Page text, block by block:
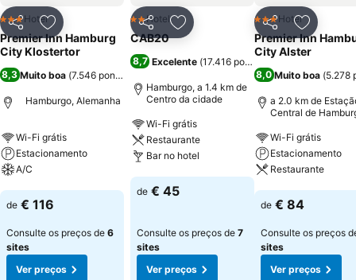
PartilharAdicionar aos favoritos
3 Estrelas
Hotel
Premier Inn Hamburg
City Klostertor
8,3 Muito boa (7.546 pontuações
Hamburgo, Alemanha
Wi-Fi grátis
Estacionamento
A/C
Ver preços
de € 116
Consulte os preços de 6
sites
Ver preços
PartilharAdicionar aos favoritos
2 Estrelas
Hotel
CAB20
8,7 Excelente (17.416 pontuações
Hamburgo, a 1.4 km de
Centro da cidade
Wi-Fi grátis
Restaurante
Bar no hotel
Ver preços
de € 45
Consulte os preços de 7
sites
Ver preços
Partilhar
3 Estrelas
Hotel
Premier Inn
City Alster
8,0 Muito boa (5.278
a 2.0 km de
Central de
Wi-Fi grátis
Estacionamento
Restaurante
Ver preços
de € 84
Consulte os preços
sites
Ver preços